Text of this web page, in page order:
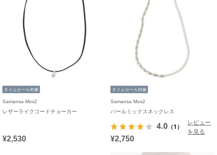
タイムセール対象
Samansa Mos2
レザーライクコードチョーカー
¥2,530
タイムセール対象
Samansa Mos2
パールミックスネックレス
4.0 （1）
レビュー
を見る
¥2,750